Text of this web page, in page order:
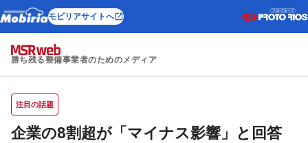
モビリアサイトへ
勝ち残る整備事業者のためのメディア
注目の話題
企業の8割超が「マイナス影響」と回答